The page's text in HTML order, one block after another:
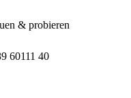
& probieren
60111 40